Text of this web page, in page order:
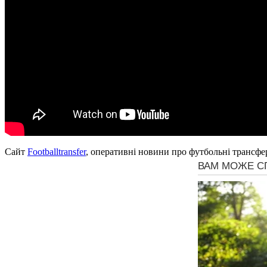
Сайт Footballtransfer, оперативні новини про футбольні